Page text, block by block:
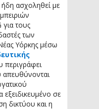
ασχοληθεί με
για τους
των
Υόρκης μέσω
περιγράφει
απευθύνονται
σε
δικτύου και η